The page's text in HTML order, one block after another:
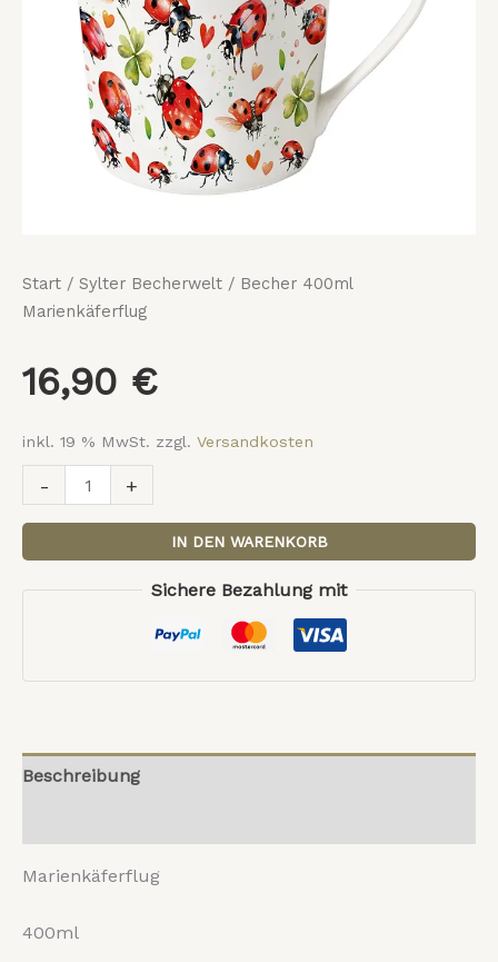
Start / Sylter Becherwelt / Becher 400ml
Marienkäferflug
16,90 €
inkl. 19 % MwSt. zzgl. Versandkosten
- +
IN DEN WARENKORB
Sichere Bezahlung mit
Beschreibung
Marienkäferflug
400ml